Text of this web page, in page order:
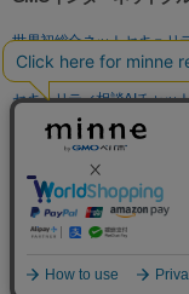
世界初総合ネットセキュリ
パスワード漏洩診断
セキュリティ相談AIチャッ
実在証明・盗聴対策
サイバー攻撃対策（GMO
セキュリティ事業の軌跡